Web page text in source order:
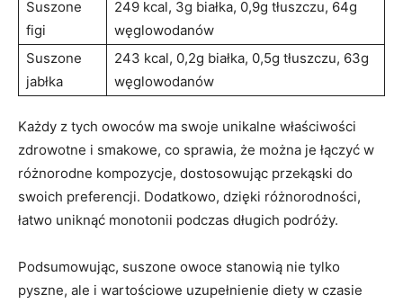
Suszone
⁤figi
249 kcal, 3g białka,‌ 0,9g tłuszczu, 64g
węglowodanów
Suszone‍
jabłka
243 kcal, 0,2g białka, 0,5g tłuszczu, 63g
węglowodanów
Każdy z⁣ tych owoców ma ​swoje unikalne właściwości
zdrowotne i smakowe, co sprawia, że można je ‍łączyć w
różnorodne kompozycje, dostosowując⁤ przekąski do
swoich preferencji. Dodatkowo, dzięki różnorodności,
łatwo⁢ uniknąć⁤ monotonii podczas​ długich⁢ podróży.
Podsumowując, suszone owoce stanowią nie tylko
pyszne, ⁤ale⁤ i wartościowe uzupełnienie diety w czasie